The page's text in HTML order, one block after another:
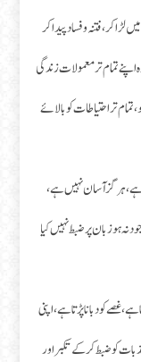
کر ، فتنہ و فساد پیدا کر
اپنے تمام تر معمولات زندگی
تر احتیاطات کو بالائے
، ہرگز آسان نہیں ہے،
ہو زبان پر ضبط نہیں کیا
کو دبانا پڑتا ہے ، اپنی
جذبات کو ضبط کرکے تکبر اور